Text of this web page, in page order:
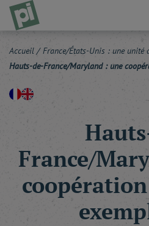
Accueil / France/États-Unis : une unité
Hauts-de-France/Maryland : une
France/